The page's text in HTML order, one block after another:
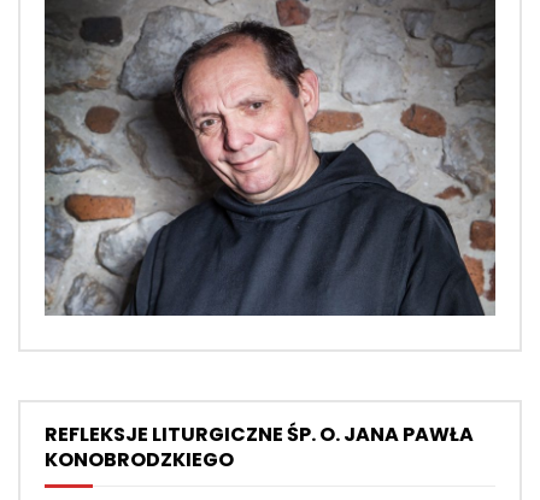
REFLEKSJE LITURGICZNE ŚP. O. JANA PAWŁA
KONOBRODZKIEGO